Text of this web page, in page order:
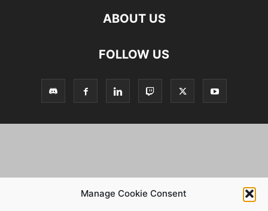
Manage Cookie Consent
ABOUT US
FOLLOW US